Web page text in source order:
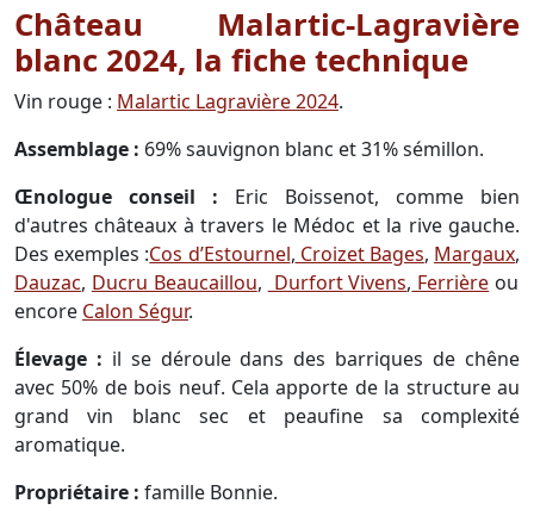
Château Malartic-Lagravière
blanc 2024, la fiche technique
Vin rouge : Malartic Lagravière 2024.
Assemblage : 69% sauvignon blanc et 31% sémillon.
Œnologue conseil : Eric Boissenot, comme bien
d'autres châteaux à travers le Médoc et la rive gauche.
Des exemples :Cos d’Estournel, Croizet Bages, Margaux,
Dauzac, Ducru Beaucaillou, Durfort Vivens, Ferrière ou
encore Calon Ségur.
Élevage : il se déroule dans des barriques de chêne
avec 50% de bois neuf. Cela apporte de la structure au
grand vin blanc sec et peaufine sa complexité
aromatique.
Propriétaire : famille Bonnie.